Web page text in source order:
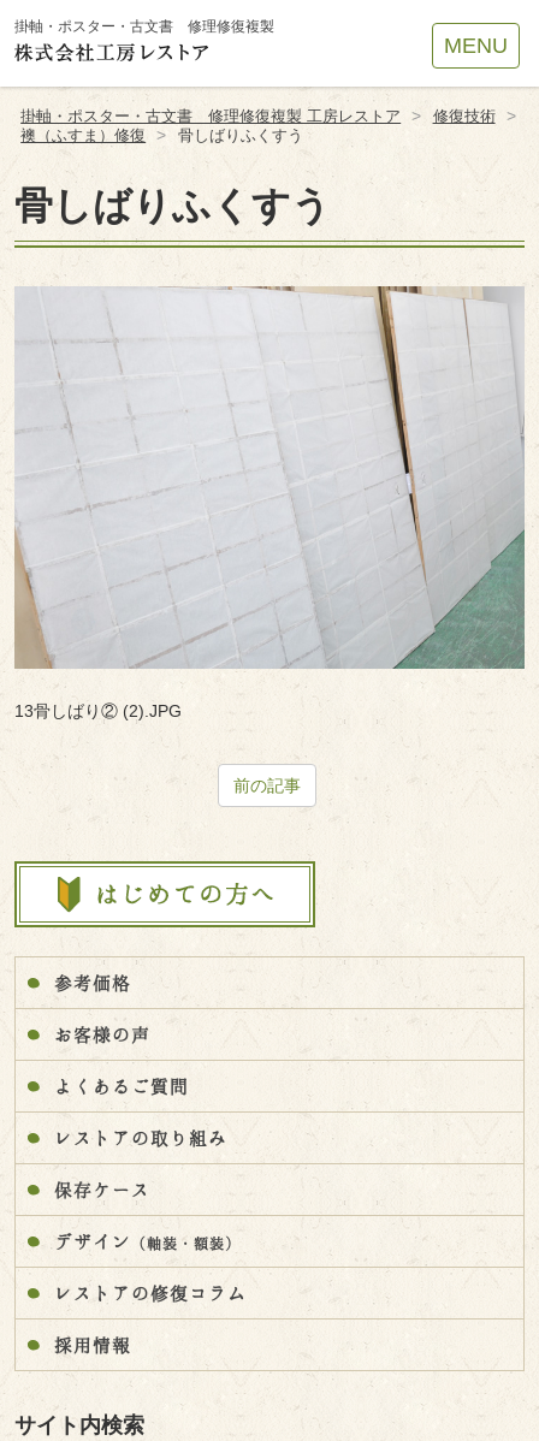
掛軸・ポスター・古文書 修理修復複製
MENU
掛軸・ポスター・古文書 修理修復複製 工房レストア > 修復技術 >
襖（ふすま）修復 > 骨しばりふくすう
骨しばりふくすう
13骨しばり② (2).JPG
前の記事
参考価格
お客様の声
よくあるご質問
レストアの取り組み
保存ケース
デザイン （軸装・額装）
レストアの修復コラム
採用情報
サイト内検索
Site
Footer